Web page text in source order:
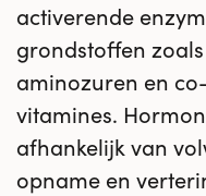
activerende
grondstoffen
aminozuren en
vitamines.
afhankelijk van
opname en